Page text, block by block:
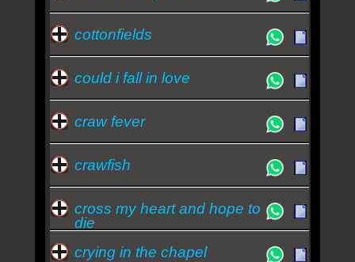
cottonfields
could i fall in love
craw fever
crawfish
cross my heart and hope to
die
crying in the chapel